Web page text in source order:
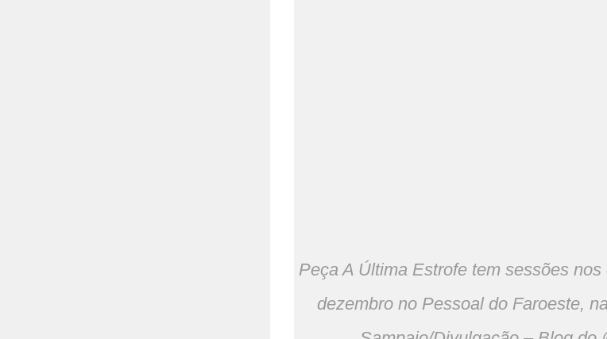
Peça A Última Estrofe tem sessões
dezembro no Pessoal do Faroeste,